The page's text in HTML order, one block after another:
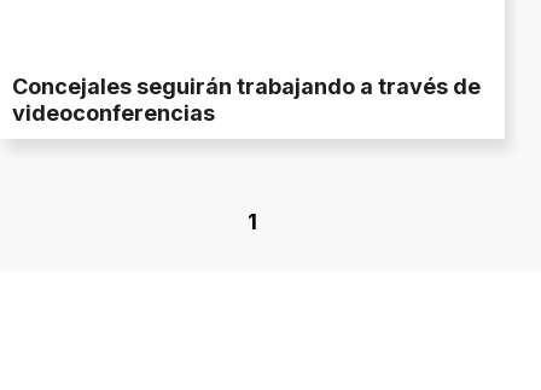
Concejales seguirán trabajando a través de
videoconferencias
1